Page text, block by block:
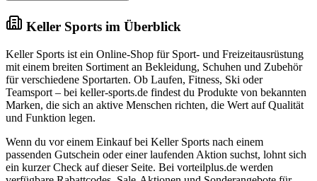
Keller Sports im Überblick
Keller Sports ist ein Online-Shop für Sport- und Freizeitausrüstung
mit einem breiten Sortiment an Bekleidung, Schuhen und Zubehör
für verschiedene Sportarten. Ob Laufen, Fitness, Ski oder
Teamsport – bei keller-sports.de findest du Produkte von bekannten
Marken, die sich an aktive Menschen richten, die Wert auf Qualität
und Funktion legen.
Wenn du vor einem Einkauf bei Keller Sports nach einem
passenden Gutschein oder einer laufenden Aktion suchst, lohnt sich
ein kurzer Check auf dieser Seite. Bei vorteilplus.de werden